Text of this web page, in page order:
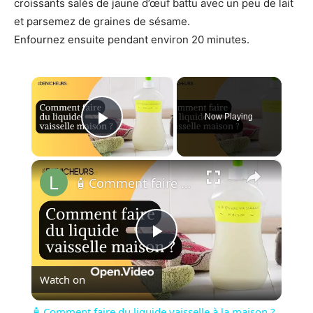
croissants salés de jaune d’œuf battu avec un peu de lait
et parsemez de graines de sésame.
Enfournez ensuite pendant environ 20 minutes.
Play Video
Now Playing
×
P
l
🧴 Comment faire du liquide vaisselle à la maison ?🏠
Watch on